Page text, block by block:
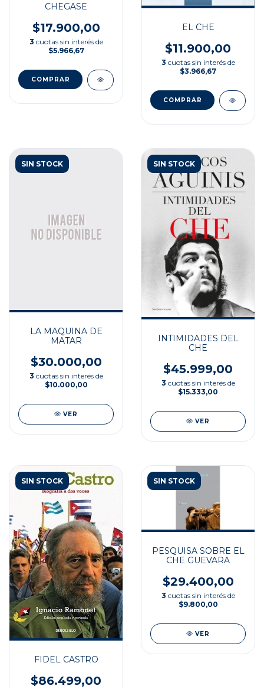
CHEGASE
$17.900,00
3 cuotas sin interés de
$5.966,67
EL CHE
$11.900,00
3 cuotas sin interés de
$3.966,67
SIN STOCK
LA MAQUINA DE
MATAR
$30.000,00
3 cuotas sin interés de
$10.000,00
VER
SIN STOCK
INTIMIDADES DEL
CHE
$45.999,00
3 cuotas sin interés de
$15.333,00
VER
SIN STOCK
FIDEL CASTRO
$86.499,00
SIN STOCK
PESQUISA SOBRE EL
CHE GUEVARA
$29.400,00
3 cuotas sin interés de
$9.800,00
VER